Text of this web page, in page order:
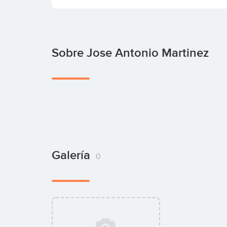
Sobre Jose Antonio Martinez
Galería 0